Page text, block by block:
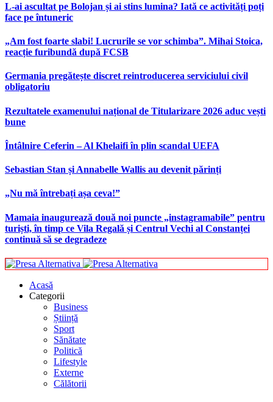
L-ai ascultat pe Bolojan și ai stins lumina? Iată ce activități poți
face pe întuneric
„Am fost foarte slabi! Lucrurile se vor schimba”. Mihai Stoica,
reacție furibundă după FCSB
Germania pregătește discret reintroducerea serviciului civil
obligatoriu
Rezultatele examenului național de Titularizare 2026 aduc vești
bune
Întâlnire Ceferin – Al Khelaifi în plin scandal UEFA
Sebastian Stan și Annabelle Wallis au devenit părinți
„Nu mă întrebați așa ceva!”
Mamaia inaugurează două noi puncte „instagramabile” pentru
turiști, în timp ce Vila Regală și Centrul Vechi al Constanței
continuă să se degradeze
Acasă
Categorii
Business
Știință
Sport
Sănătate
Politică
Lifestyle
Externe
Călătorii